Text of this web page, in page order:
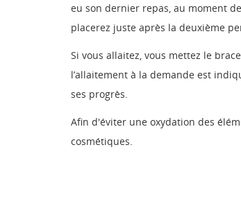
eu son dernier repas, au moment
placerez juste après la deuxième
Si vous allaitez, vous mettez le
l’allaitement à la demande est
ses progrès.
Afin d'éviter une oxydation des
cosmétiques.